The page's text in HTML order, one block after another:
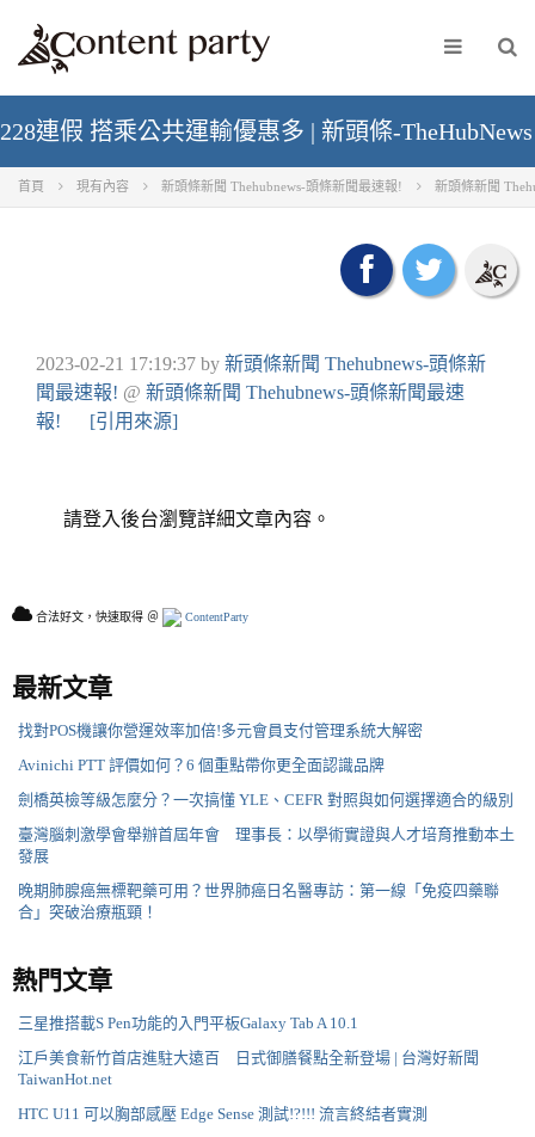
228連假 搭乘公共運輸優惠多 | 新頭條-TheHubNews
首頁 現有內容 新頭條新聞 Thehubnews-頭條新聞最速報! 新頭條新聞
2023-02-21 17:19:37 by 新頭條新聞 Thehubnews-頭條新
聞最速報! @ 新頭條新聞 Thehubnews-頭條新聞最速
報!
[引用來源]
請登入後台瀏覽詳細文章內容。
合法好文，快速取得 ＠ ContentParty
最新文章
找對POS機讓你營運效率加倍!多元會員支付管理系統大解密
Avinichi PTT 評價如何？6 個重點帶你更全面認識品牌
劍橋英檢等級怎麼分？一次搞懂 YLE、CEFR 對照與如何選擇適合的級別
臺灣腦刺激學會舉辦首屆年會 理事長：以學術實證與人才培育推動本土
發展
晚期肺腺癌無標靶藥可用？世界肺癌日名醫專訪：第一線「免疫四藥聯
合」突破治療瓶頸！
熱門文章
三星推搭載S Pen功能的入門平板Galaxy Tab A 10.1
江戶美食新竹首店進駐大遠百 日式御膳餐點全新登場 | 台灣好新聞
TaiwanHot.net
HTC U11 可以胸部感壓 Edge Sense 測試!?!!! 流言終結者實測